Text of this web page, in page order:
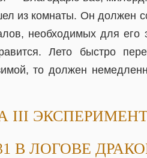
из комнаты. Он должен
необходимых для его
Лето быстро
то должен
III
В ЛОГОВЕ